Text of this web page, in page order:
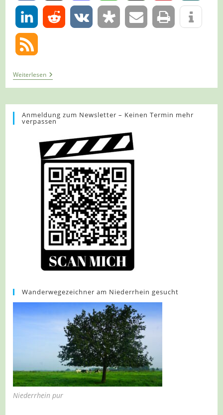
0
WeiterlesenTour
946
–
–
Meterik
–
Anmeldung zum Newsletter – Keinen Termin mehr
verpassen
Wanderwegezeichner am Niederrhein gesucht
Niederrhein pur